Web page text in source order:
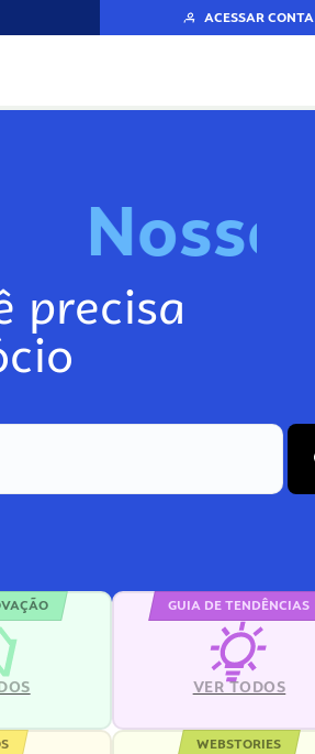
ACESSAR CONTA
Nosso
precisa
GUIA DE TENDÊNCIAS
VER TODOS
WEBSTORIES